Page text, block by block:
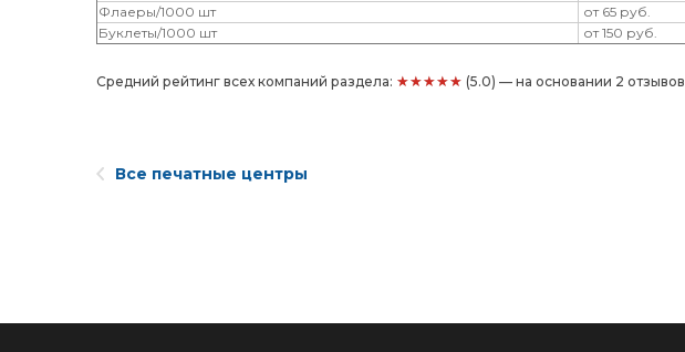
Флаеры/1000 шт
от 65 руб.
Буклеты/1000 шт
от 150 руб.
Средний рейтинг всех компаний раздела: ★★★★★ (5.0) — на основании 2 отзывов
Все печатные центры